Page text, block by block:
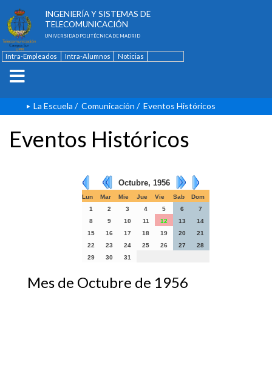
INGENIERÍA Y SISTEMAS DE
TELECOMUNICACIÓN
UNIVERSIDAD POLITÉCNICA DE MADRID
Intra-Empleados Intra-Alumnos
Noticias
La Escuela / Comunicación / Eventos Históricos
Eventos Históricos
Octubre, 1956
Lun Mar Mie Jue Vie Sab
Dom
1
2 3 4 5 6
7
8
9 10 11 12 13
14
15
16 17 18 19 20
21
22
23 24 25 26 27
28
29
30 31
Mes de Octubre de 1956